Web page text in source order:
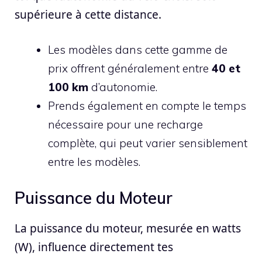
supérieure à cette distance.
Les modèles dans cette gamme de
prix offrent généralement entre 40 et
100 km d’autonomie.
Prends également en compte le temps
nécessaire pour une recharge
complète, qui peut varier sensiblement
entre les modèles.
Puissance du Moteur
La puissance du moteur, mesurée en watts
(W), influence directement tes